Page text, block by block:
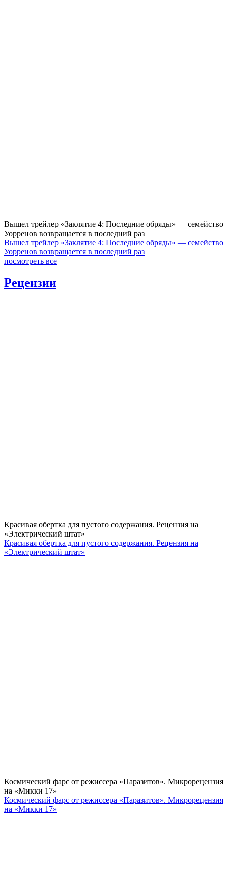
Вышел трейлер «Заклятие 4: Последние обряды» — семейство
Уорренов возвращается в последний раз
Вышел трейлер «Заклятие 4: Последние обряды» — семейство
Уорренов возвращается в последний раз
посмотреть все
Рецензии
Красивая обертка для пустого содержания. Рецензия на
«Электрический штат»
Красивая обертка для пустого содержания. Рецензия на
«Электрический штат»
Космический фарс от режиссера «Паразитов». Микрорецензия
на «Микки 17»
Космический фарс от режиссера «Паразитов». Микрорецензия
на «Микки 17»